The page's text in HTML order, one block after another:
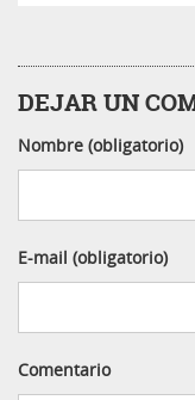
DEJAR UN
Nombre (obligatorio)
E-mail (obligatorio)
Comentario